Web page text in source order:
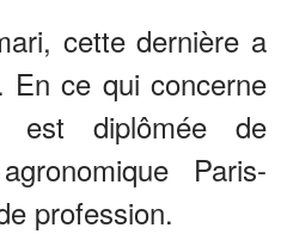
cette dernière a
ce qui concerne
est diplômée de
Paris-
profession.